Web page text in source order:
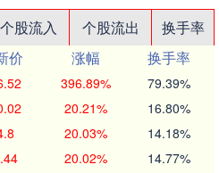
个股流入 个股流出
换手率
价 涨幅
换手率
396.89% 79.39%
20.21% 16.80%
20.03% 14.18%
20.02% 14.77%